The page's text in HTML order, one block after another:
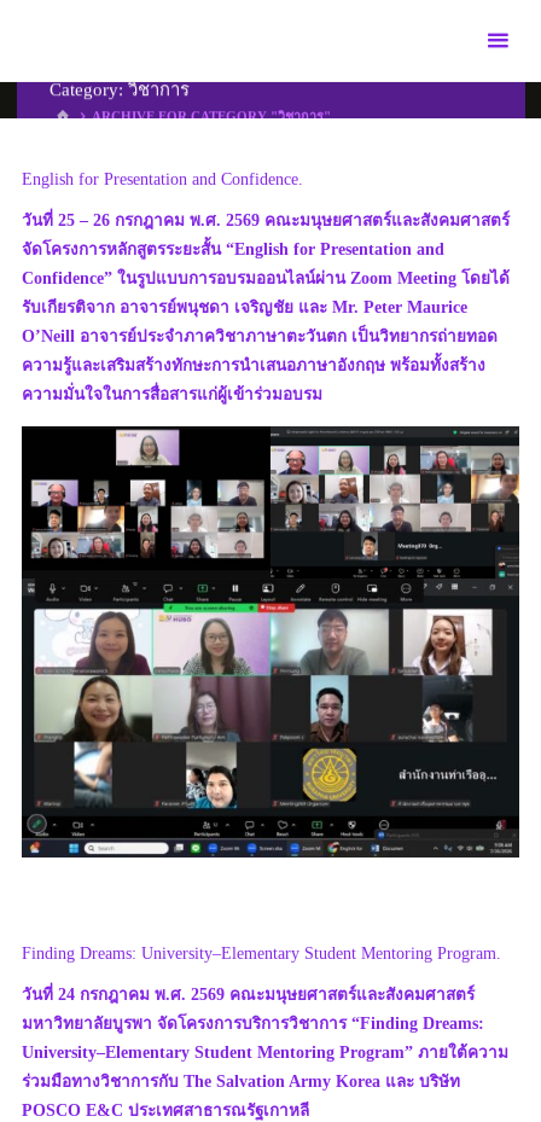
Category: วิชาการ
HOME
ARCHIVE FOR CATEGORY "วิชาการ"
English for Presentation and Confidence.
วันที่ 25 – 26 กรกฎาคม พ.ศ. 2569 คณะมนุษยศาสตร์และสังคมศาสตร์
จัดโครงการหลักสูตรระยะสั้น “English for Presentation and
Confidence” ในรูปแบบการอบรมออนไลน์ผ่าน Zoom Meeting โดยได้
รับเกียรติจาก อาจารย์พนุชดา เจริญชัย และ Mr. Peter Maurice
O’Neill อาจารย์ประจำภาควิชาภาษาตะวันตก เป็นวิทยากรถ่ายทอด
ความรู้และเสริมสร้างทักษะการนำเสนอภาษาอังกฤษ พร้อมทั้งสร้าง
ความมั่นใจในการสื่อสารแก่ผู้เข้าร่วมอบรม
Finding Dreams: University–Elementary Student Mentoring Program.
วันที่ 24 กรกฎาคม พ.ศ. 2569 คณะมนุษยศาสตร์และสังคมศาสตร์
มหาวิทยาลัยบูรพา จัดโครงการบริการวิชาการ “Finding Dreams:
University–Elementary Student Mentoring Program” ภายใต้ความ
ร่วมมือทางวิชาการกับ The Salvation Army Korea และ บริษัท
POSCO E&C ประเทศสาธารณรัฐเกาหลี